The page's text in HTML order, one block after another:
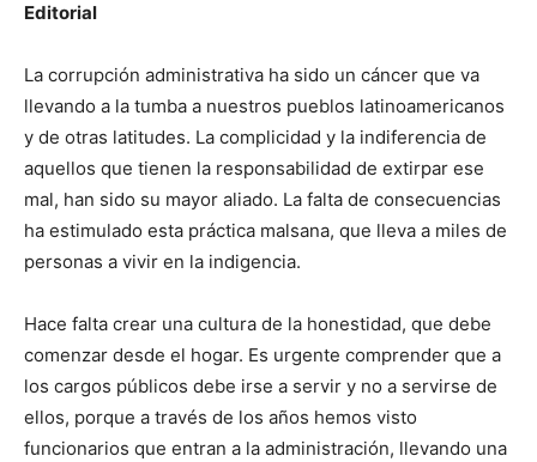
Editorial
La corrupción administrativa ha sido un cáncer que va
llevando a la tumba a nuestros pueblos latinoamericanos
y de otras latitudes. La complicidad y la indiferencia de
aquellos que tienen la responsabilidad de extirpar ese
mal, han sido su mayor aliado. La falta de consecuencias
ha estimulado esta práctica malsana, que lleva a miles de
personas a vivir en la indigencia.
Hace falta crear una cultura de la honestidad, que debe
comenzar desde el hogar. Es urgente comprender que a
los cargos públicos debe irse a servir y no a servirse de
ellos, porque a través de los años hemos visto
funcionarios que entran a la administración, llevando una